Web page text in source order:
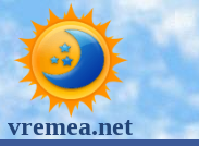
vremea.net